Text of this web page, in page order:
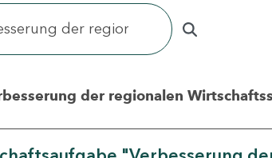
der regionalen